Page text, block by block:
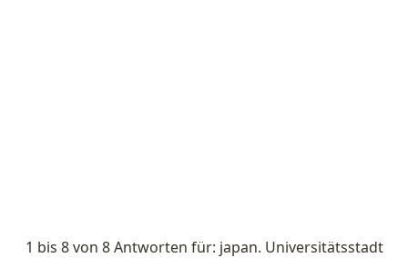
1 bis 8 von 8 Antworten für: japan. Universitätsstadt